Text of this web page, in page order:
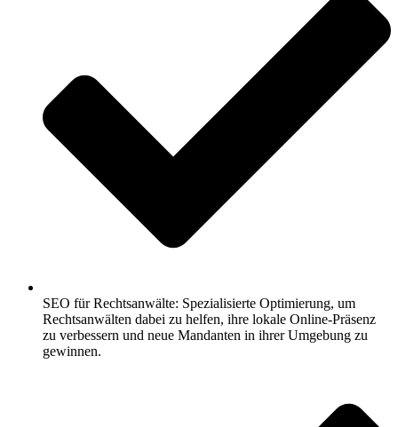
SEO für Rechtsanwälte: Spezialisierte Optimierung, um
Rechtsanwälten dabei zu helfen, ihre lokale Online-Präsenz
zu verbessern und neue Mandanten in ihrer Umgebung zu
gewinnen.